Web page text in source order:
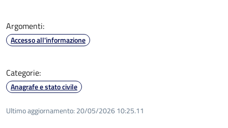
Argomenti:
Accesso all'informazione
Categorie:
Anagrafe e stato civile
Ultimo aggiornamento: 20/05/2026 10:25.11